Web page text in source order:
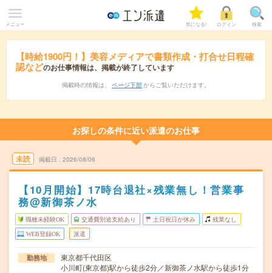
メニュー 気になる! ログイン 検索
【時給1900円！】美容メディアで書類作成・打合せ日程確
認などのお仕事情報は、掲載が終了しています
掲載時の情報は、 ページ下部 からご覧いただけます。
お探しの条件に近い派遣のお仕事
未読 掲載日 2026/08/06
【10月開始】17時台退社×残業無し！営業事
務@新御茶ノ水
職種未経験OK 交通費別途支給あり 土日祝日が休み 残業なし
WEB登録OK 派遣
勤務地
東京都千代田区
小川町(東京都)駅から徒歩2分／新御茶ノ水駅から徒歩1分